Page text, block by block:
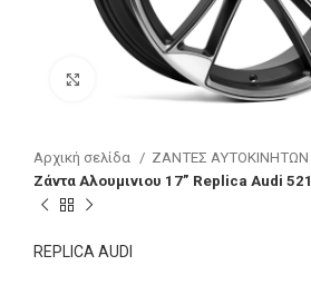
Click to enlarge
Αρχική σελίδα
ΖΑΝΤΕΣ ΑΥΤΟΚΙΝΗΤΩΝ
Ζάντα Αλουμινιου 17” Replica Audi 521
REPLICA AUDI